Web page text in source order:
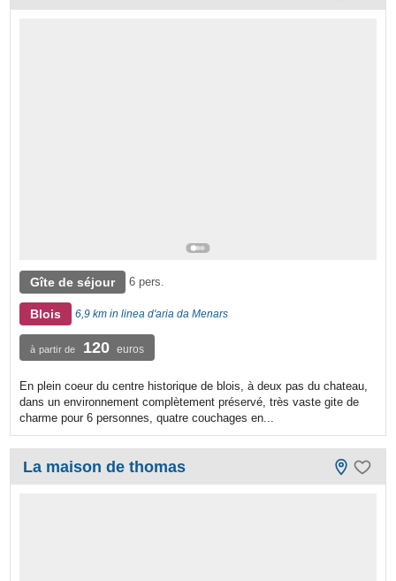
Gîte de séjour 6 pers.
Blois 6,9 km in linea d'aria da Menars
à partir de 120 euros
En plein coeur du centre historique de blois, à deux pas du chateau,
dans un environnement complètement préservé, très vaste gite de
charme pour 6 personnes, quatre couchages en...
La maison de thomas